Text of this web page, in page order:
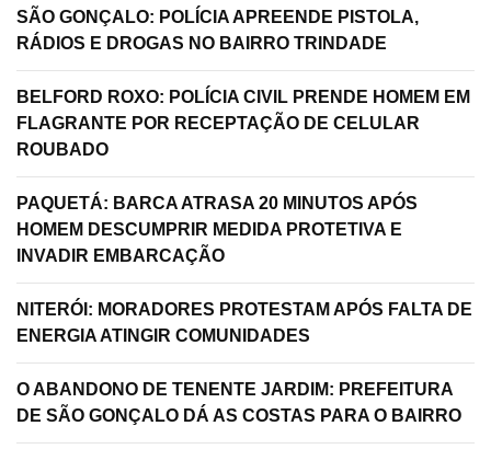
SÃO GONÇALO: POLÍCIA APREENDE PISTOLA,
RÁDIOS E DROGAS NO BAIRRO TRINDADE
BELFORD ROXO: POLÍCIA CIVIL PRENDE HOMEM EM
FLAGRANTE POR RECEPTAÇÃO DE CELULAR
ROUBADO
PAQUETÁ: BARCA ATRASA 20 MINUTOS APÓS
HOMEM DESCUMPRIR MEDIDA PROTETIVA E
INVADIR EMBARCAÇÃO
NITERÓI: MORADORES PROTESTAM APÓS FALTA DE
ENERGIA ATINGIR COMUNIDADES
O ABANDONO DE TENENTE JARDIM: PREFEITURA
DE SÃO GONÇALO DÁ AS COSTAS PARA O BAIRRO